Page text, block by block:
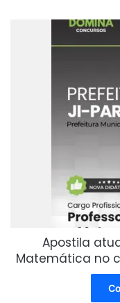
Apostila
Matemática no